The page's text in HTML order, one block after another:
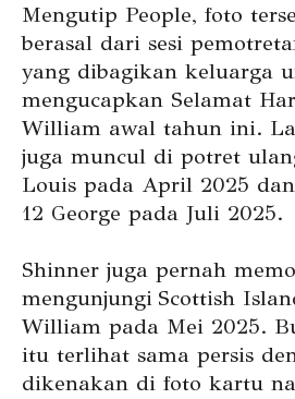
Mengutip People, foto
berasal dari sesi
yang dibagikan keluarga
mengucapkan Selamat
William awal tahun ini.
juga muncul di potret
Louis pada April 2025
12 George pada Juli 2025.
Shinner juga pernah
mengunjungi Scottish
William pada Mei 2025.
itu terlihat sama persis
dikenakan di foto kartu